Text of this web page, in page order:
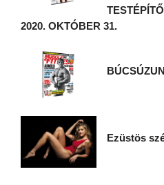
2020. OKTÓBER 31.
Ezüstös